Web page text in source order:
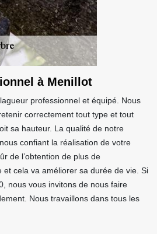
à Menillot
professionnel et équipé. Nous
correctement tout type et tout
sa hauteur. La qualité de notre
confiant la réalisation de votre
de l’obtention de plus de
et cela va améliorer sa durée de vie. Si
nous vous invitons de nous faire
Nous travaillons dans tous les